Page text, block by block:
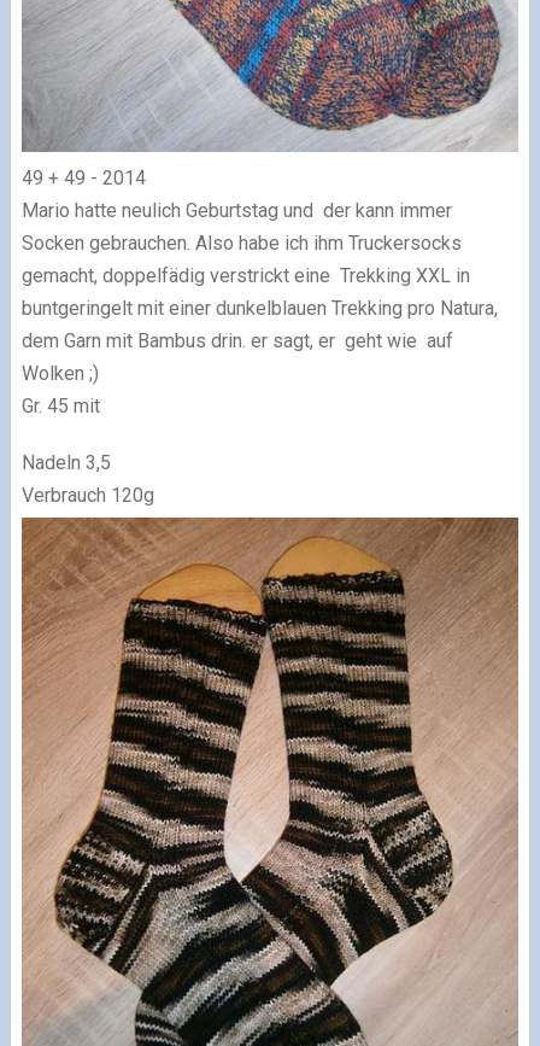
49 + 49 - 2014
Mario hatte neulich Geburtstag und der kann immer
Socken gebrauchen. Also habe ich ihm Truckersocks
gemacht, doppelfädig verstrickt eine Trekking XXL in
buntgeringelt mit einer dunkelblauen Trekking pro Natura,
dem Garn mit Bambus drin. er sagt, er geht wie auf
Wolken ;)
Gr. 45 mit
Nadeln 3,5
Verbrauch 120g